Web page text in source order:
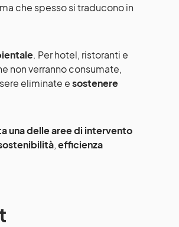
che spesso si traducono in
. Per hotel, ristoranti e
non verranno consumate,
eliminate esostenere
una delle aree di intervento
,efficienza